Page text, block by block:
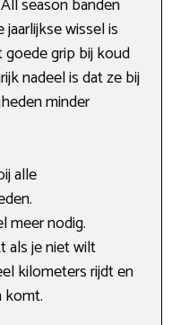
season banden
wissel is
grip bij koud
nadeel is dat ze bij
minder
alle
meer nodig.
als je niet wilt
kilometers rijdt en
komt.